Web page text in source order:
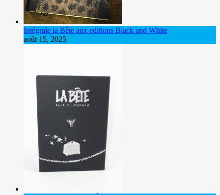
Intégrale la Bête aux editions Black and White
août 15, 2025